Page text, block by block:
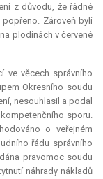
z důvodu, že řádné
Zároveň byli
plodinách v červené
ve věcech správního
Okresního soudu
nesouhlasil a podal
sporu.
o veřejném
řádu správního
pravomoc soudu
náhrady nákladů